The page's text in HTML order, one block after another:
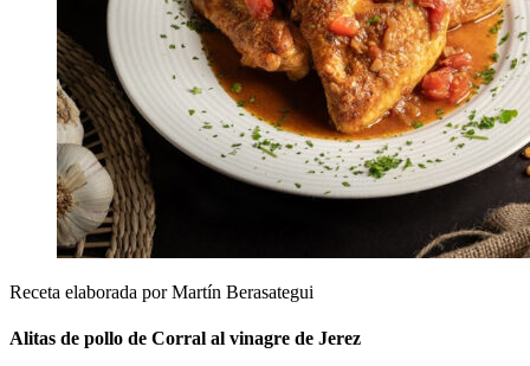
Receta elaborada por Martín Berasategui
Alitas de pollo de Corral al vinagre de Jerez